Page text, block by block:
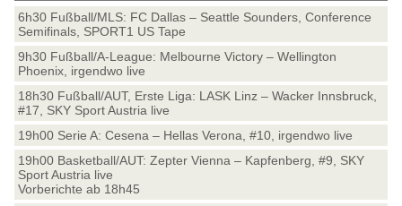
6h30 Fußball/MLS: FC Dallas – Seattle Sounders, Conference
Semifinals, SPORT1 US Tape
9h30 Fußball/A-League: Melbourne Victory – Wellington
Phoenix, irgendwo live
18h30 Fußball/AUT, Erste Liga: LASK Linz – Wacker Innsbruck,
#17, SKY Sport Austria live
19h00 Serie A: Cesena – Hellas Verona, #10, irgendwo live
19h00 Basketball/AUT: Zepter Vienna – Kapfenberg, #9, SKY
Sport Austria live
Vorberichte ab 18h45